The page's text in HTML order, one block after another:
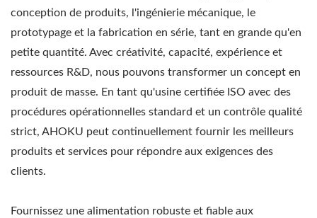
conception de produits, l'ingénierie mécanique, le
prototypage et la fabrication en série, tant en grande qu'en
petite quantité. Avec créativité, capacité, expérience et
ressources R&D, nous pouvons transformer un concept en
produit de masse. En tant qu'usine certifiée ISO avec des
procédures opérationnelles standard et un contrôle qualité
strict, AHOKU peut continuellement fournir les meilleurs
produits et services pour répondre aux exigences des
clients.
Fournissez une alimentation robuste et fiable aux